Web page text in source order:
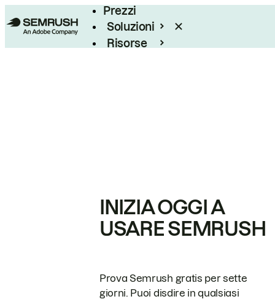
Prezzi
Soluzioni
Risorse
INIZIA OGGI A
USARE SEMRUSH
Prova Semrush gratis per sette
giorni. Puoi disdire in qualsiasi